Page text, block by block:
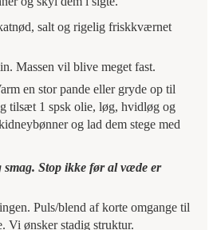
salt og rigelig friskkværnet
Massen vil blive meget fast.
en stor pande eller gryde op til
tilsæt 1 spsk olie, løg, hvidløg og
og lad dem stege med
smag. Stop ikke før al væde er
Puls/blend af korte omgange til
Vi ønsker stadig struktur.